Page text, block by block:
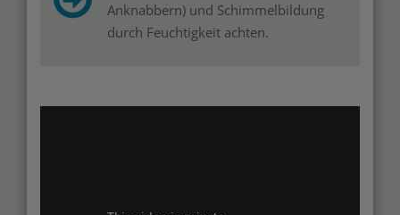
Anknabbern) und Schimmelbildung
durch Feuchtigkeit achten.